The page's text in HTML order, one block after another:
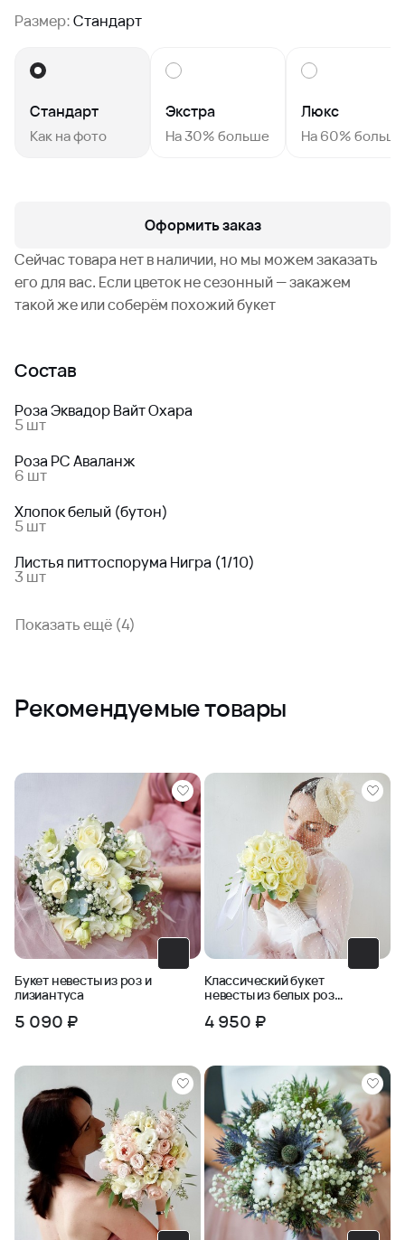
Размер:Стандарт
Стандарт
Как на фото
Экстра
На 30% больше
Люкс
На 60% больше
Оформить заказ
Сейчас товара нет в наличии, но мы можем заказать
его для вас. Если цветок не сезонный — закажем
такой же или соберём похожий букет
Состав
Роза Эквадор Вайт Охара
5 шт
Роза РС Аваланж
6 шт
Хлопок белый (бутон)
5 шт
Листья питтоспорума Нигра (1/10)
3 шт
Показать ещё (4)
Рекомендуемые товары
Букет невесты из роз и
лизиантуса
5 090 ₽
Классический букет
невесты из белых роз
4 950 ₽